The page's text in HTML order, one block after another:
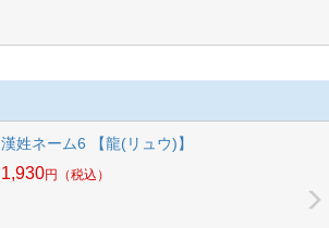
漢姓ネーム6 【龍(リュウ)】
1,930円 （税込）